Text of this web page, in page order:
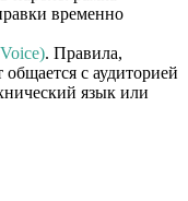
временно
. Правила,
с аудиторией
язык или